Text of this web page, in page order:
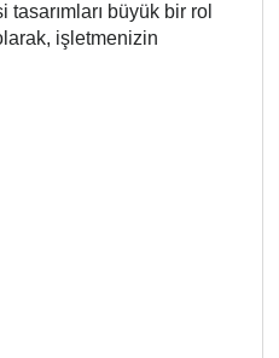
büyük bir rol
işletmenizin